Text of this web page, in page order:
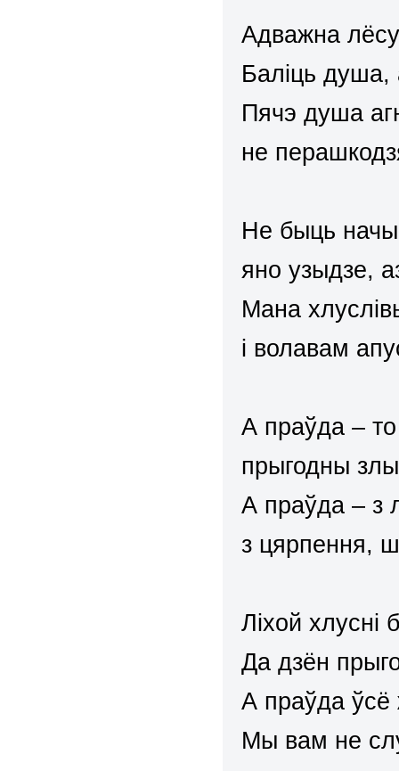
Адважна
Баліць
Пячэ душа
не
Не быць
яно узыдзе,
Мана
і волавам
А праўда –
прыгодны
А праўда – з
з цярпення,
Ліхой хлусні
Да дзён
А праўда
Мы вам не